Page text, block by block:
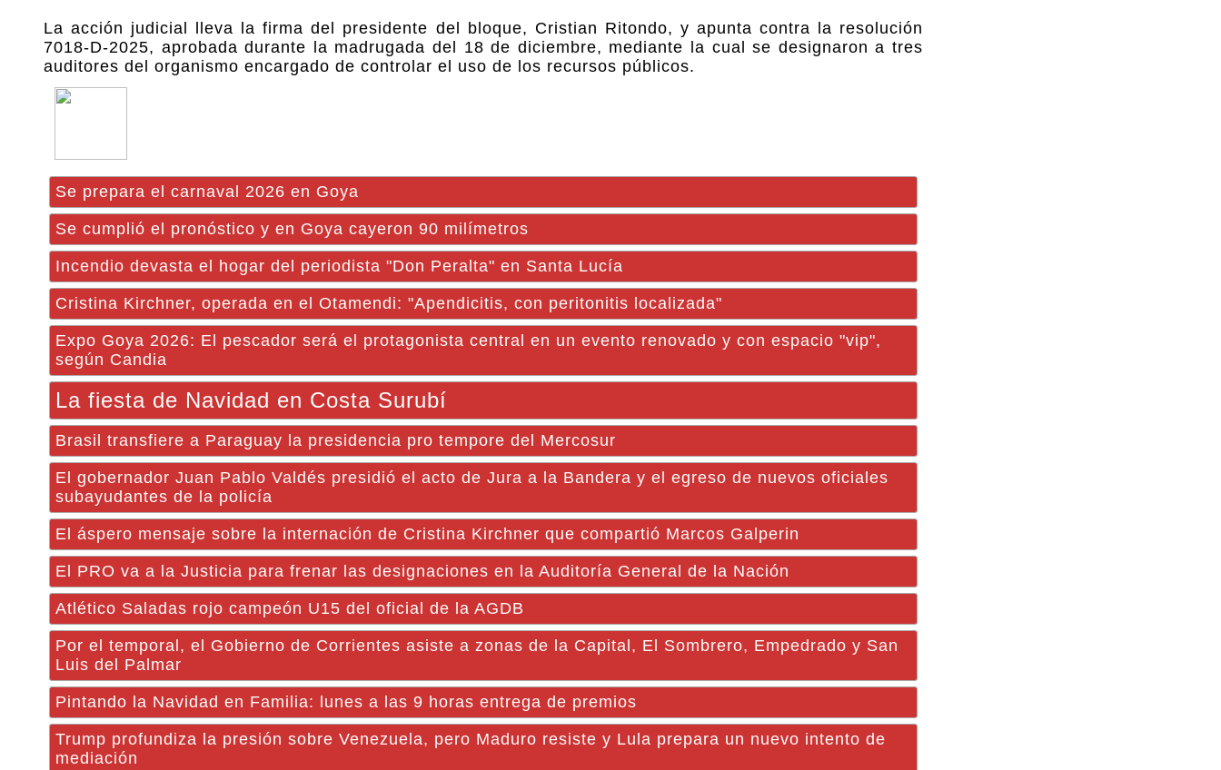
La acción judicial lleva la firma del presidente del bloque, Cristian Ritondo, y apunta contra la resolución
7018-D-2025, aprobada durante la madrugada del 18 de diciembre, mediante la cual se designaron a tres
auditores del organismo encargado de controlar el uso de los recursos públicos.
Se prepara el carnaval 2026 en Goya
Se cumplió el pronóstico y en Goya cayeron 90 milímetros
Incendio devasta el hogar del periodista "Don Peralta" en Santa Lucía
Cristina Kirchner, operada en el Otamendi: "Apendicitis, con peritonitis localizada"
Expo Goya 2026: El pescador será el protagonista central en un evento renovado y con espacio "vip",
según Candia
La fiesta de Navidad en Costa Surubí
Brasil transfiere a Paraguay la presidencia pro tempore del Mercosur
El gobernador Juan Pablo Valdés presidió el acto de Jura a la Bandera y el egreso de nuevos oficiales
subayudantes de la policía
El áspero mensaje sobre la internación de Cristina Kirchner que compartió Marcos Galperin
El PRO va a la Justicia para frenar las designaciones en la Auditoría General de la Nación
Atlético Saladas rojo campeón U15 del oficial de la AGDB
Por el temporal, el Gobierno de Corrientes asiste a zonas de la Capital, El Sombrero, Empedrado y San
Luis del Palmar
Pintando la Navidad en Familia: lunes a las 9 horas entrega de premios
Trump profundiza la presión sobre Venezuela, pero Maduro resiste y Lula prepara un nuevo intento de
mediación